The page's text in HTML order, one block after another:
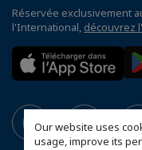
Our website uses
usage, improve its
Réservée exclusivement
l'International, découvrez